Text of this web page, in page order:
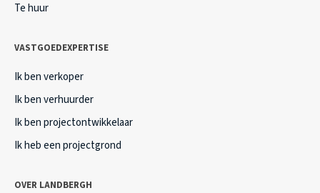
Te huur
VASTGOEDEXPERTISE
Ik ben verkoper
Ik ben verhuurder
Ik ben projectontwikkelaar
Ik heb een projectgrond
OVER LANDBERGH